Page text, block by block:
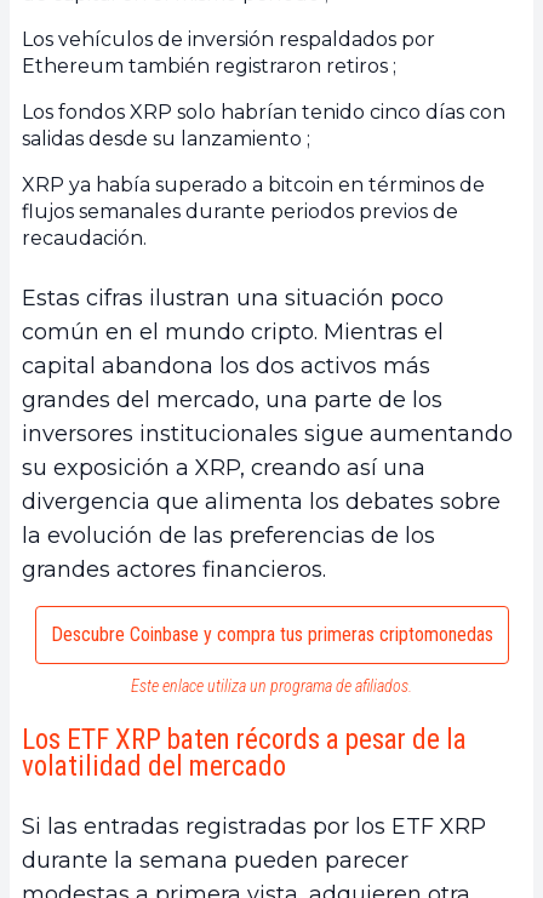
Los vehículos de inversión respaldados por
Ethereum también registraron retiros ;
Los fondos XRP solo habrían tenido cinco días con
salidas desde su lanzamiento ;
XRP ya había superado a bitcoin en términos de
flujos semanales durante periodos previos de
recaudación.
Estas cifras ilustran una situación poco
común en el mundo cripto. Mientras el
capital abandona los dos activos más
grandes del mercado, una parte de los
inversores institucionales sigue aumentando
su exposición a XRP, creando así una
divergencia que alimenta los debates sobre
la evolución de las preferencias de los
grandes actores financieros.
Descubre Coinbase y compra tus primeras criptomonedas
Este enlace utiliza un programa de afiliados.
Los ETF XRP baten récords a pesar de la
volatilidad del mercado
Si las entradas registradas por los ETF XRP
durante la semana pueden parecer